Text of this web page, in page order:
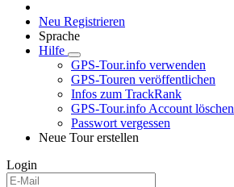
Neu Registrieren
Sprache
Hilfe
GPS-Tour.info verwenden
GPS-Touren veröffentlichen
Infos zum TrackRank
GPS-Tour.info Account löschen
Passwort vergessen
Neue Tour erstellen
Login